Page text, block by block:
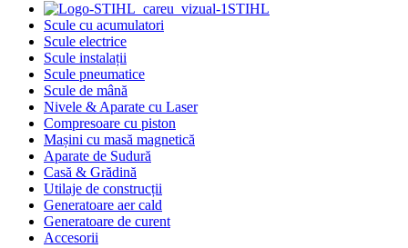
STIHL
Scule cu acumulatori
Scule electrice
Scule instalații
Scule pneumatice
Scule de mână
Nivele & Aparate cu Laser
Compresoare cu piston
Mașini cu masă magnetică
Aparate de Sudură
Casă & Grădină
Utilaje de construcții
Generatoare aer cald
Generatoare de curent
Accesorii